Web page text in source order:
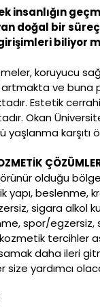
insanlığın
doğal bir
biliyor
koruyucu
ve buna
Estetik
Okan
yaşlanma karşıtı
olduğu
yapı, beslenme,
sigara alkol
spor/egzersiz,
tercihler
daha ileri
yardımcı